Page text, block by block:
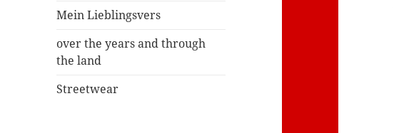
Mein Lieblingsvers
over the years and through
the land
Streetwear